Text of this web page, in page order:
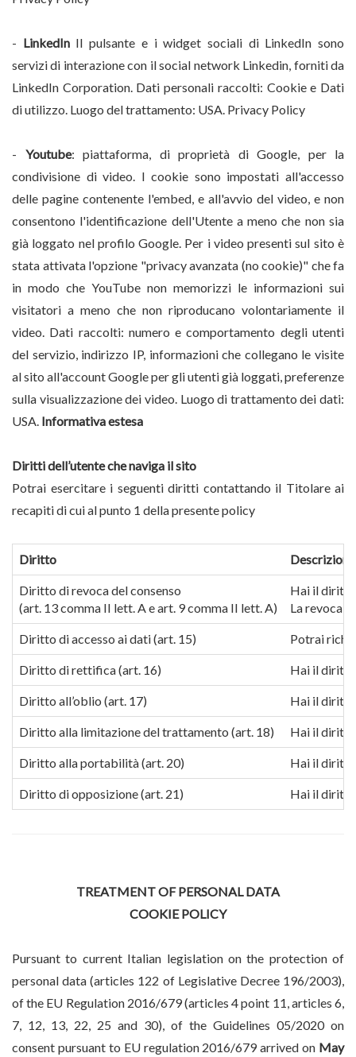
- LinkedInIl pulsante e i widget sociali di LinkedIn sono
servizi di interazione con il social network Linkedin, forniti da
LinkedIn Corporation. Dati personali raccolti: Cookie e Dati
di utilizzo. Luogo del trattamento: USA. Privacy Policy
- Youtube: piattaforma, di proprietà di Google, per la
condivisione di video. I cookie sono impostati all'accesso
delle pagine contenente l'embed, e all'avvio del video, e non
consentono l'identificazione dell'Utente a meno che non sia
già loggato nel profilo Google. Per i video presenti sul sito è
stata attivata l'opzione "privacy avanzata (no cookie)" che fa
in modo che YouTube non memorizzi le informazioni sui
visitatori a meno che non riproducano volontariamente il
video. Dati raccolti: numero e comportamento degli utenti
del servizio, indirizzo IP, informazioni che collegano le visite
al sito all'account Google per gli utenti già loggati, preferenze
sulla visualizzazione dei video. Luogo di trattamento dei dati:
USA. Informativa estesa
Diritti dell’utente che naviga il sito
Potrai esercitare i seguenti diritti contattando il Titolare ai
recapiti di cui al punto 1 della presente policy
Diritto Descrizione
Diritto di revoca del consenso
(art. 13 comma II lett. A e art. 9 comma II lett. A)
Hai il diritto
La revoca
Diritto di accesso ai dati (art. 15) Potrai
Diritto di rettifica (art. 16) Hai il diritto
Diritto all’oblio (art. 17) Hai il diritto
Diritto alla limitazione del trattamento (art. 18) Hai il diritto
Diritto alla portabilità (art. 20) Hai il diritto
Diritto di opposizione (art. 21) Hai il diritto
TREATMENT OF PERSONAL DATA
COOKIE POLICY
Pursuant to current Italian legislation on the protection of
personal data (articles 122 of Legislative Decree 196/2003),
of the EU Regulation 2016/679 (articles 4 point 11, articles 6,
7, 12, 13, 22, 25 and 30), of the Guidelines 05/2020 on
consent pursuant to EU regulation 2016/679 arrived on May